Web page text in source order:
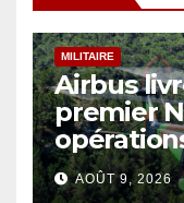
MILITAIRE
Airbus
premier
AOÛT 9, 2026